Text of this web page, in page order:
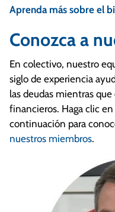
Aprenda más sobre el
Conozca a
En colectivo, nuestro
siglo de experiencia
las deudas mientras
financieros. Haga clic
continuación para
nuestros miembros.